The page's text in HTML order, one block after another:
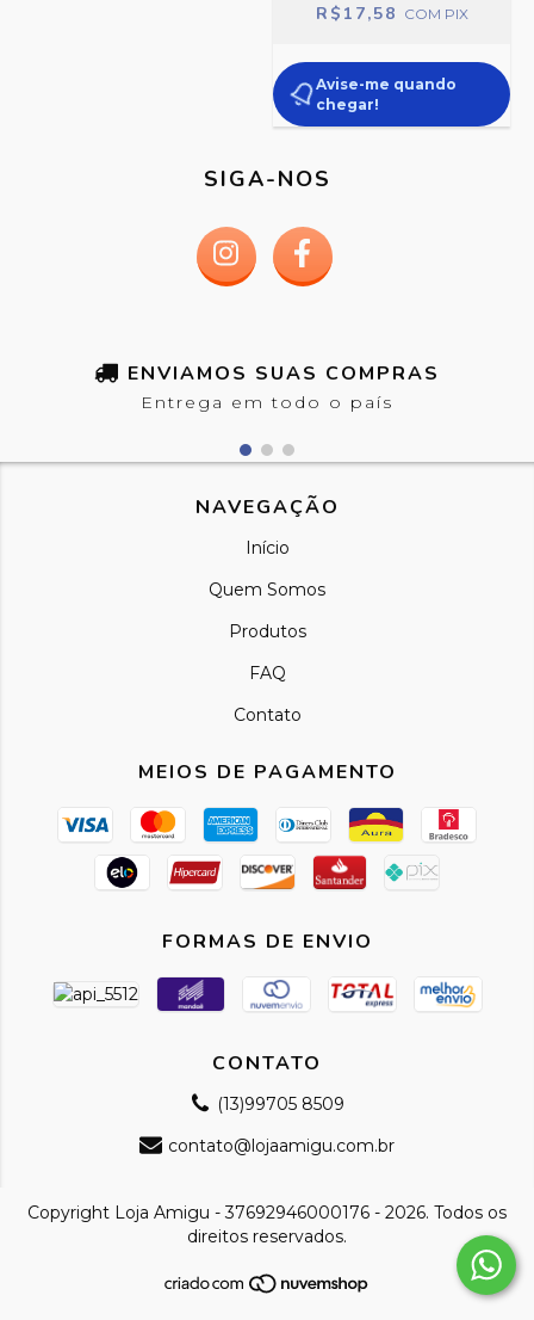
R$17,58 COM PIX
Avise-me quando
chegar!
SIGA-NOS
ENVIAMOS SUAS COMPRAS
Entrega em todo o país
NAVEGAÇÃO
Início
Quem Somos
Produtos
FAQ
Contato
MEIOS DE PAGAMENTO
FORMAS DE ENVIO
CONTATO
(13)99705 8509
contato@lojaamigu.com.br
Copyright Loja Amigu - 37692946000176 - 2026. Todos os
direitos reservados.